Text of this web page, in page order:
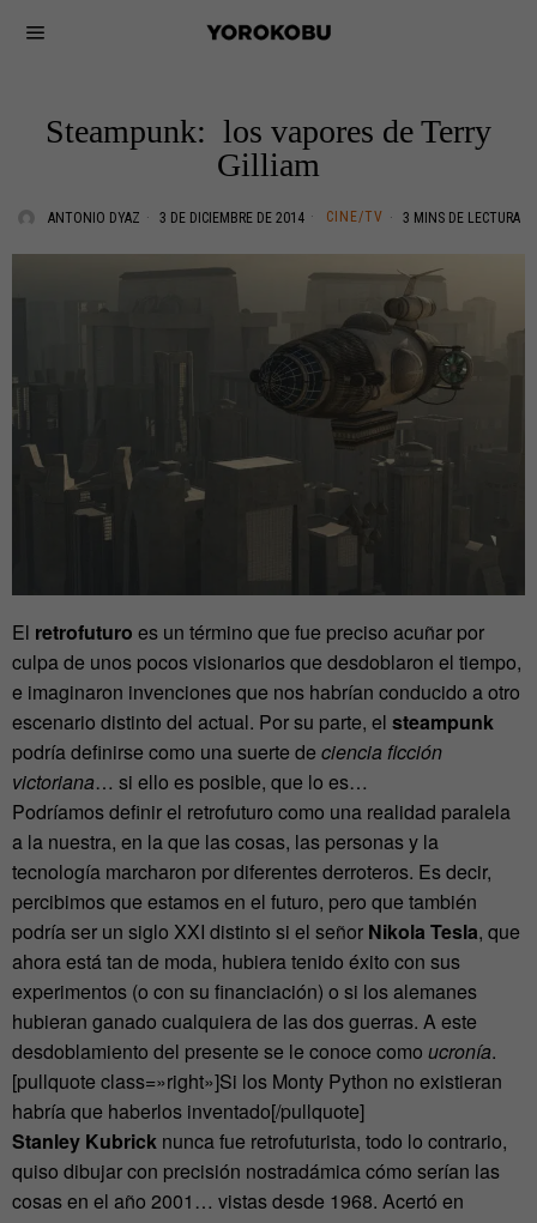
Steampunk: los vapores de Terry
Gilliam
ANTONIO DYAZ 3 DE DICIEMBRE DE 2014 CINE/TV 3 MINS DE LECTURA
El retrofuturo es un término que fue preciso acuñar por
culpa de unos pocos visionarios que desdoblaron el tiempo,
e imaginaron invenciones que nos habrían conducido a otro
escenario distinto del actual. Por su parte, el steampunk
podría definirse como una suerte de ciencia ficción
victoriana… si ello es posible, que lo es…
Podríamos definir el retrofuturo como una realidad paralela
a la nuestra, en la que las cosas, las personas y la
tecnología marcharon por diferentes derroteros. Es decir,
percibimos que estamos en el futuro, pero que también
podría ser un siglo XXI distinto si el señor Nikola Tesla, que
ahora está tan de moda, hubiera tenido éxito con sus
experimentos (o con su financiación) o si los alemanes
hubieran ganado cualquiera de las dos guerras. A este
desdoblamiento del presente se le conoce como ucronía.
[pullquote class=»right»]Si los Monty Python no existieran
habría que haberlos inventado[/pullquote]
Stanley Kubrick nunca fue retrofuturista, todo lo contrario,
quiso dibujar con precisión nostradámica cómo serían las
cosas en el año 2001… vistas desde 1968. Acertó en